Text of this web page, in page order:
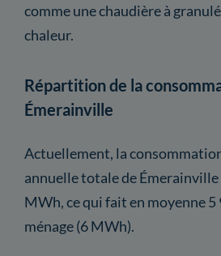
comme une chaudière à
chaleur.
Répartition de la
Émerainville
Actuellement, la
annuelle totale de Émerainville
MWh, ce qui fait en moyenne
ménage (6 MWh).